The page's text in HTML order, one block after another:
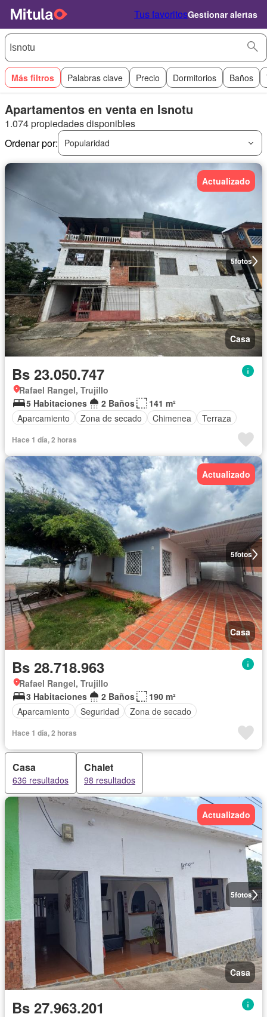
Tus favoritosGestionar alertas
Más filtros Palabras clave Precio Dormitorios Baños
Apartamentos en venta en Isnotu
1.074 propiedades disponibles
Ordenar por:
Popularidad
5fotos
Actualizado
Casa
Bs 23.050.747
Rafael Rangel, Trujillo
5 Habitaciones
2 Baños
141 m²
Aparcamiento
Zona de secado Chimenea Terraza
Hace 1 día, 2 horas
5fotos
Actualizado
Casa
Bs 28.718.963
Rafael Rangel, Trujillo
3 Habitaciones
2 Baños
190 m²
Aparcamiento
Seguridad Zona de secado
Hace 1 día, 2 horas
Casa
636 resultados
Chalet
98 resultados
5fotos
Actualizado
Casa
Bs 27.963.201